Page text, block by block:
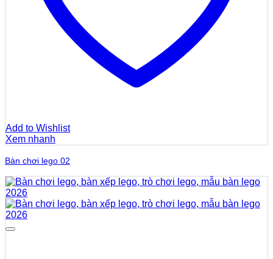
Add to Wishlist
Xem nhanh
Bàn chơi lego 02